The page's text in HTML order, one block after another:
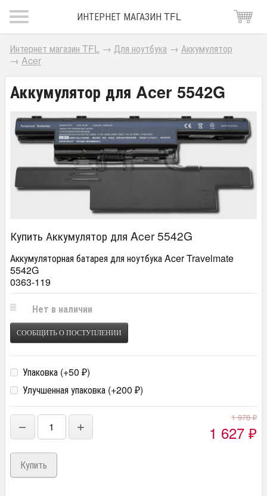
ИНТЕРНЕТ МАГАЗИН TFL
Интернет магазин TFL → Для ноутбука → Аккумулятор
→ Acer
Аккумулятор для Acer 5542G
Купить Аккумулятор для Acer 5542G
Аккумуляторная батарея для ноутбука Acer Travelmate
5542G
0363-119
Нет в наличии
СООБЩИТЬ О ПОСТУПЛЕНИИ
Упаковка (+50 ₽)
Улучшенная упаковка (+200 ₽)
− +
1 978₽
1 627 ₽